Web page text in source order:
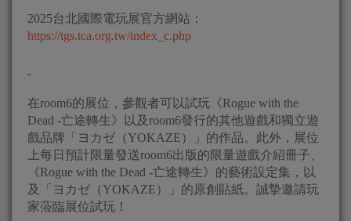
2025台北國際電玩展官方網站：
https://tgs.tca.org.tw/index_c.php
在room6的展位，參觀者可以試玩《Rogue with the
Dead -亡途轉生》以及room6發行的其他遊戲和獨立遊
戲品牌「ヨカゼ（YOKAZE）」的作品。此外，展位
上每日預計限量發送room6出版的限量遊戲介紹冊子、
《Rogue with the Dead -亡途轉生》的藝術設定集，以
及「ヨカゼ（YOKAZE）」的原創貼紙。誠摯邀請玩
家蒞臨展位試玩！